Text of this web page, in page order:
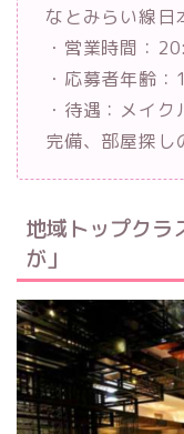
なとみらい線日
・営業時間：
・応募者年齢：
・待遇：メイ
完備、部屋探し
地域トップクラ
が」